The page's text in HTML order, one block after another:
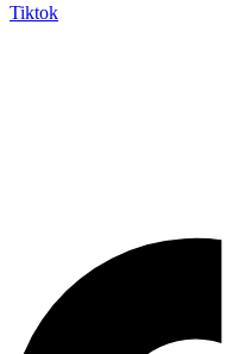
Tiktok